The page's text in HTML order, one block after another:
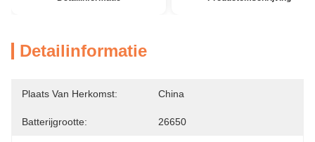
Detailinformatie
Plaats Van Herkomst: China
Batterijgrootte: 26650